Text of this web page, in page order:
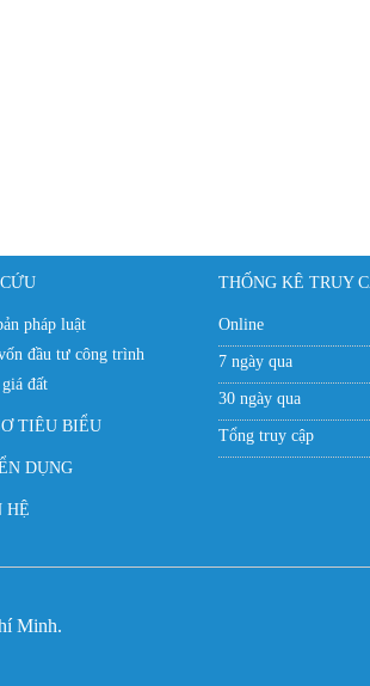
pháp luật
đầu tư công trình
đất
TIÊU BIỂU
DỤNG
HỆ
THỐNG KÊ TRUY
Online
7 ngày qua
30 ngày qua
Tổng truy cập
Minh.